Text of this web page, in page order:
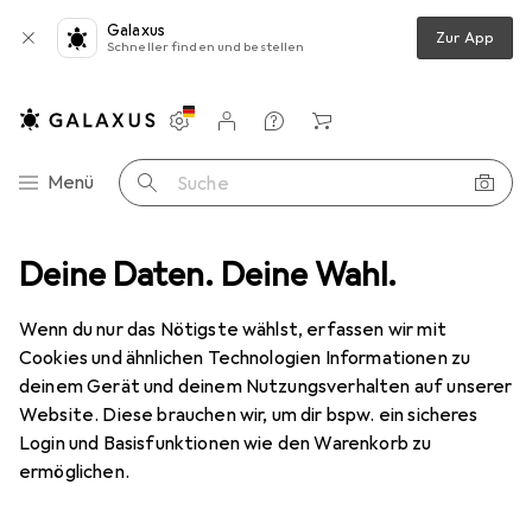
Deine Daten. Deine Wahl.
Wenn du nur das Nötigste wählst, erfassen wir mit
Cookies und ähnlichen Technologien Informationen zu
deinem Gerät und deinem Nutzungsverhalten auf unserer
Website. Diese brauchen wir, um dir bspw. ein sicheres
Login und Basisfunktionen wie den Warenkorb zu
ermöglichen.
Galaxus
Schneller finden und bestellen Zur App
Navigation nach Kategorien
Menü Suche
Einstellungen
Kundenkonto
Vergleichslisten
Merklisten
Warenkorb
Avery SW. Etiketten 210x148mm L7916-40 weiss, matt, A4 40 Blatt
8 Bilder
Avery SW. Etiketten 210x148mm
L7916-40 weiss, matt, A4 40 Blatt
EUR
42,62